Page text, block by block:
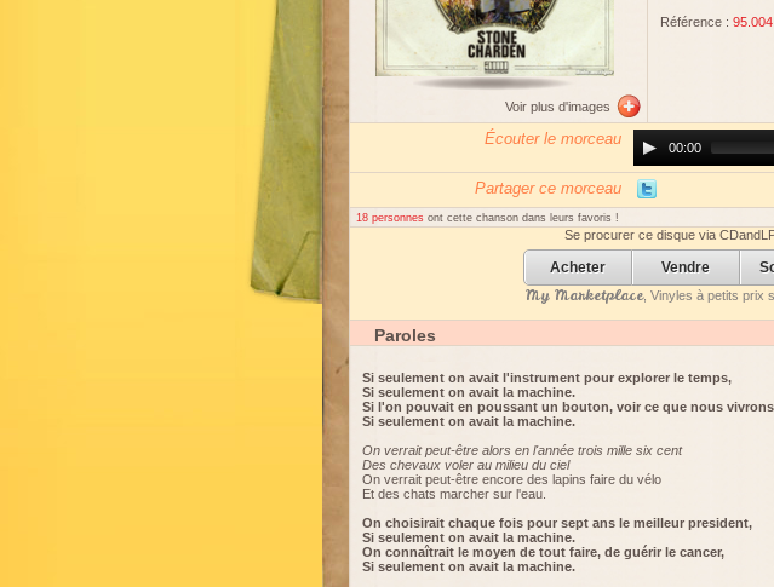
Voir plus d'images
Référence : 95.004
Écouter le morceau
Player00:00
Partager ce morceau
18 personnes ont cette chanson dans leurs favoris !
Se procurer ce disque via
Acheter Vendre
My Marketplace, Vinyles à petits prix
Paroles
Si seulement on avait l'instrument pour explorer le temps,
Si seulement on avait la machine.
Si l'on pouvait en poussant un bouton, voir ce que nous
Si seulement on avait la machine.
On verrait peut-être alors en l'année trois mille six cent
Des chevaux voler au milieu du ciel
On verrait peut-être encore des lapins faire du vélo
Et des chats marcher sur l'eau.
On choisirait chaque fois pour sept ans le meilleur president,
Si seulement on avait la machine.
On connaîtrait le moyen de tout faire, de guérir le cancer,
Si seulement on avait la machine.